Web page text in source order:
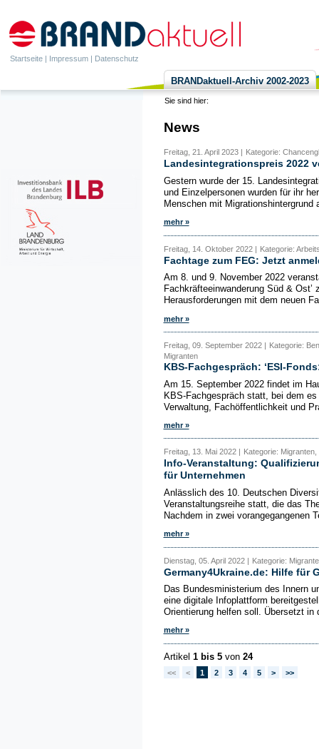
Startseite | Impressum | Datenschutz
BRANDaktuell-Archiv 2002-2023
Sie sind hier:
News
Freitag, 21. April 2023 | Kategorie:
Landesintegrationspreis 2022
Gestern wurde der 15.
und Einzelpersonen wurden für ihr
Menschen mit Migrationshintergrund
mehr »
Freitag, 14. Oktober 2022 | Kategorie:
Fachtage zum FEG: Jetzt
Am 8. und 9. November 2022
Fachkräfteeinwanderung Süd &
Herausforderungen mit dem neuen
mehr »
Freitag, 09. September 2022 | Kategorie:
Migranten
KBS-Fachgespräch: ‘ESI-
Am 15. September 2022 findet im
KBS-Fachgespräch statt, bei dem
Verwaltung, Fachöffentlichkeit und
mehr »
Freitag, 13. Mai 2022 | Kategorie:
Info-Veranstaltung:
für Unternehmen
Anlässlich des 10. Deutschen
Veranstaltungsreihe statt, die das
Nachdem in zwei vorangegangenen
mehr »
Dienstag, 05. April 2022 | Kategorie:
Germany4Ukraine.de: Hilfe für
Das Bundesministerium des Innern
eine digitale Infoplattform
Orientierung helfen soll. Übersetzt in
mehr »
Artikel 1 bis 5von 24
<< < 1 2 3 4 5 > >>